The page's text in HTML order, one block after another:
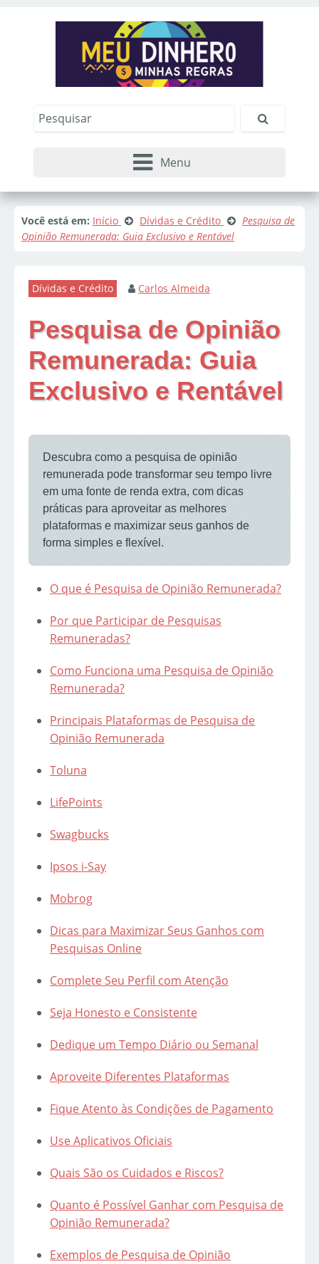
Menu
Você está em: Início Dívidas e Crédito
Pesquisa de
Opinião Remunerada: Guia Exclusivo e Rentável
Dívidas e Crédito Carlos Almeida
Pesquisa de Opinião
Remunerada: Guia
Exclusivo e Rentável
Descubra como a pesquisa de opinião
remunerada pode transformar seu tempo livre
em uma fonte de renda extra, com dicas
práticas para aproveitar as melhores
plataformas e maximizar seus ganhos de
forma simples e flexível.
O que é Pesquisa de Opinião Remunerada?
Por que Participar de Pesquisas
Remuneradas?
Como Funciona uma Pesquisa de Opinião
Remunerada?
Principais Plataformas de Pesquisa de
Opinião Remunerada
Toluna
LifePoints
Swagbucks
Ipsos i-Say
Mobrog
Dicas para Maximizar Seus Ganhos com
Pesquisas Online
Complete Seu Perfil com Atenção
Seja Honesto e Consistente
Dedique um Tempo Diário ou Semanal
Aproveite Diferentes Plataformas
Fique Atento às Condições de Pagamento
Use Aplicativos Oficiais
Quais São os Cuidados e Riscos?
Quanto é Possível Ganhar com Pesquisa de
Opinião Remunerada?
Exemplos de Pesquisa de Opinião